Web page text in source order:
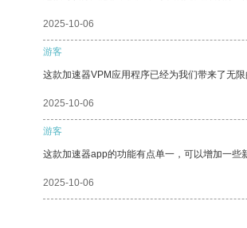
2025-10-06
游客
这款加速器VPM应用程序已经为我们带来了无限
2025-10-06
游客
这款加速器app的功能有点单一，可以增加一些
2025-10-06